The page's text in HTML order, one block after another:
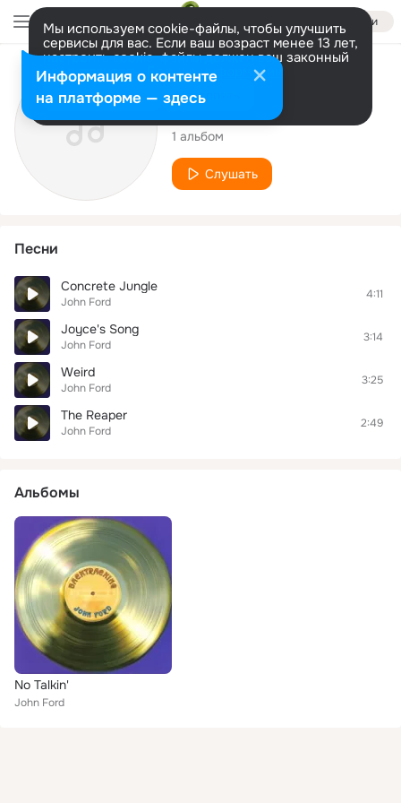
Войти
Мы используем cookie-файлы, чтобы улучшить
сервисы для вас. Если ваш возраст менее 13 лет,
настроить cookie-файлы должен ваш законный
представитель. Больше информации
Разрешить все Настроить
Исполнитель
John Ford
1 альбом
Слушать
Песни
Concrete Jungle
John Ford
4:11
Joyce's Song
John Ford
3:14
Weird
John Ford
3:25
The Reaper
John Ford
2:49
Альбомы
No Talkin'
John Ford
Информация о контенте
на платформе — здесь